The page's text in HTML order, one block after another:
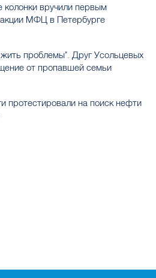
вручили первым
МФЦ в Петербурге
проблемы". Друг Усольцевых
от пропавшей семьи
протестировали на поиск нефти